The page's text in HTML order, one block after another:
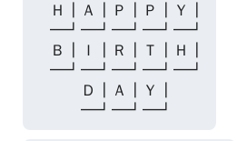
Ｈ┃Ａ┃Ｐ┃Ｐ┃Ｙ┃
━┛━┛━┛━┛━┛
Ｂ┃Ｉ┃Ｒ┃Ｔ┃Ｈ┃
━┛━┛━┛━┛━┛
Ｄ┃Ａ┃Ｙ┃